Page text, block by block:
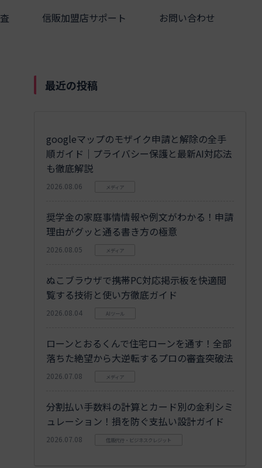
信販加盟店サポート お問い合わせ
最近の投稿
googleマップのモザイク申請と解除の全手
順ガイド｜プライバシー保護と最新AI対応法
も徹底解説
2026.08.06 メディア
奨学金の家庭事情情報や例文がわかる！申請
理由がグッと通る書き方の極意
2026.08.05 メディア
ぬこブラウザで携帯PC対応掲示板を快適閲
覧する技術と使い方徹底ガイド
2026.08.04 AIツール
ローンとおるくんで住宅ローンを通す！全部
落ちた絶望から大逆転するプロの審査突破法
2026.07.08 メディア
分割払い手数料の計算とカード別の金利シミ
ュレーション！損を防ぐ支払い設計ガイド
2026.07.08 信販代行・ビジネスクレジット